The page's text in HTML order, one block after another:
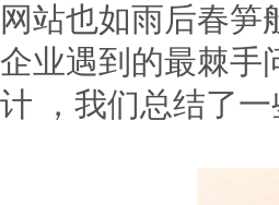
网站也如雨后春笋
企业遇到的最棘手
计 ，我们总结了一